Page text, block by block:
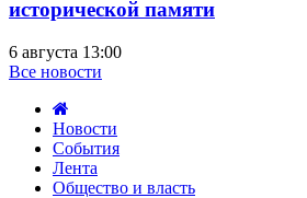
исторической памяти
6 августа 13:00
Все новости
Новости
События
Лента
Общество и власть